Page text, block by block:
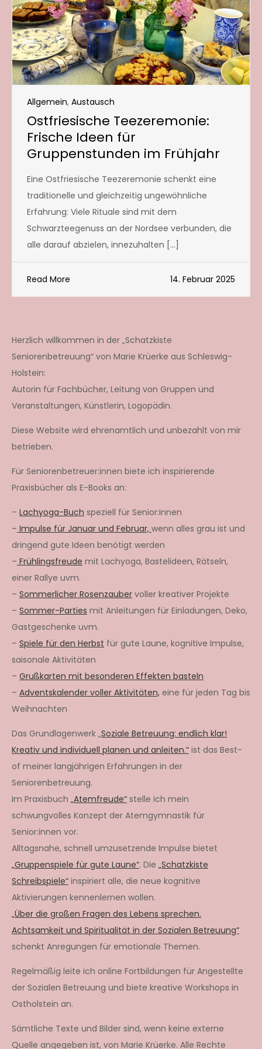
Allgemein, Austausch
Ostfriesische Teezeremonie:
Frische Ideen für
Gruppenstunden im Frühjahr
Eine Ostfriesische Teezeremonie schenkt eine
traditionelle und gleichzeitig ungewöhnliche
Erfahrung: Viele Rituale sind mit dem
Schwarzteegenuss an der Nordsee verbunden, die
alle darauf abzielen, innezuhalten […]
Read More 14. Februar 2025
Herzlich willkommen in der „Schatzkiste
Seniorenbetreuung“ von Marie Krüerke aus Schleswig-
Holstein:
Autorin für Fachbücher, Leitung von Gruppen und
Veranstaltungen, Künstlerin, Logopädin.
Diese Website wird ehrenamtlich und unbezahlt von mir
betrieben.
Für Seniorenbetreuer:innen biete ich inspirierende
Praxisbücher als E-Books an:
– Lachyoga-Buch speziell für Senior:innen
– Impulse für Januar und Februar, wenn alles grau ist und
dringend gute Ideen benötigt werden
– Frühlingsfreude mit Lachyoga, Bastelideen, Rätseln,
einer Rallye uvm.
– Sommerlicher Rosenzauber voller kreativer Projekte
– Sommer-Parties mit Anleitungen für Einladungen, Deko,
Gastgeschenke uvm.
– Spiele für den Herbst für gute Laune, kognitive Impulse,
saisonale Aktivitäten
– Grußkarten mit besonderen Effekten basteln
– Adventskalender voller Aktivitäten, eine für jeden Tag bis
Weihnachten
Das Grundlagenwerk „Soziale Betreuung: endlich klar!
Kreativ und individuell planen und anleiten.“ ist das Best-
of meiner langjährigen Erfahrungen in der
Seniorenbetreuung.
Im Praxisbuch „Atemfreude“ stelle ich mein
schwungvolles Konzept der Atemgymnastik für
Senior:innen vor.
Alltagsnahe, schnell umzusetzende Impulse bietet
„Gruppenspiele für gute Laune“. Die „Schatzkiste
Schreibspiele“ inspiriert alle, die neue kognitive
Aktivierungen kennenlernen wollen.
„Über die großen Fragen des Lebens sprechen.
Achtsamkeit und Spiritualität in der Sozialen Betreuung“
schenkt Anregungen für emotionale Themen.
Regelmäßig leite ich online Fortbildungen für Angestellte
der Sozialen Betreuung und biete kreative Workshops in
Ostholstein an.
Sämtliche Texte und Bilder sind, wenn keine externe
Quelle angegeben ist, von Marie Krüerke. Alle Rechte